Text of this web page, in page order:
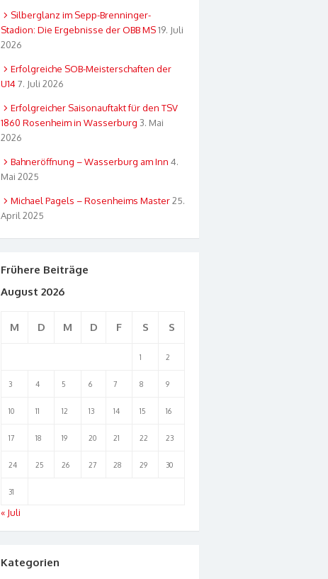
Silberglanz im Sepp-Brenninger-
Stadion: Die Ergebnisse der OBB MS19. Juli
2026
Erfolgreiche SOB-Meisterschaften der
U14 7. Juli 2026
Erfolgreicher Saisonauftakt für den TSV
1860 Rosenheim in Wasserburg 3. Mai
2026
Bahneröffnung – Wasserburg am Inn 4.
Mai 2025
Michael Pagels – Rosenheims Master25.
April 2025
Frühere Beiträge
August 2026
M D M D F S S
1 2
3 4 5 6 7 8 9
10 11 12 13 14 15 16
17 18 19 20 21 22 23
24 25 26 27 28 29 30
31
« Juli
Kategorien